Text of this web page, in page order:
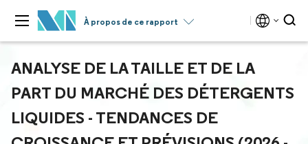
À propos de ce rapport
ANALYSE DE LA TAILLE ET DE LA
PART DU MARCHÉ DES DÉTERGENTS
LIQUIDES - TENDANCES DE